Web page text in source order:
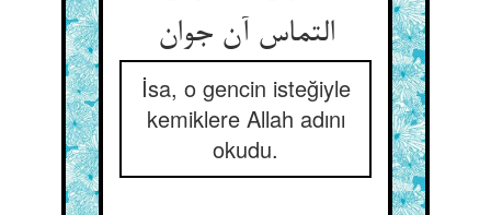
التماس آن جوان‏
İsa, o gencin isteğiyle
kemiklere Allah adını
okudu.